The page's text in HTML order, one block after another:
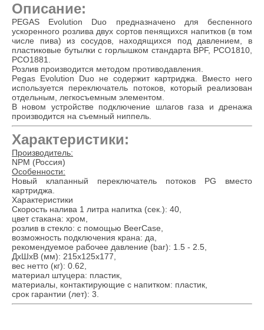
Описание:
PEGAS Evolution Duo предназначено для беспенного
ускоренного розлива двух сортов пенящихся напитков (в том
числе пива) из сосудов, находящихся под давлением, в
пластиковые бутылки с горлышком стандарта BPF, PCO1810,
PCO1881.
Розлив производится методом противодавления.
Pegas Evolution Duo не содержит картриджа. Вместо него
используется переключатель потоков, который реализован
отдельным, легкосъемным элементом.
В новом устройстве подключение шлагов газа и дренажа
производится на съемный ниппель.
Характеристики:
Производитель:
NPM (Россия)
Особенности:
Новый клапанный переключатель потоков PG вместо
картриджа.
Характеристики
Скорость налива 1 литра напитка (сек.): 40,
цвет стакана: хром,
розлив в стекло: с помощью BeerCase,
возможность подключения крана: да,
рекомендуемое рабочее давление (bar): 1.5 - 2.5,
ДхШхВ (мм): 215х125х177,
вес нетто (кг): 0.62,
материал штуцера: пластик,
материалы, контактирующие с напитком: пластик,
срок гарантии (лет): 3.